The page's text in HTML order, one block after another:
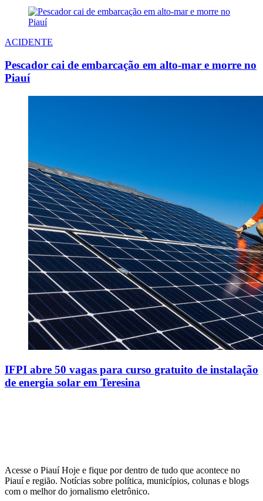
ACIDENTE
Pescador cai de embarcação em alto-mar e morre no
Piauí
IFPI abre 50 vagas para curso gratuito de instalação
de energia solar em Teresina
Acesse o Piauí Hoje e fique por dentro de tudo que acontece no
Piauí e região. Notícias sobre política, municípios, colunas e blogs
com o melhor do jornalismo eletrônico.